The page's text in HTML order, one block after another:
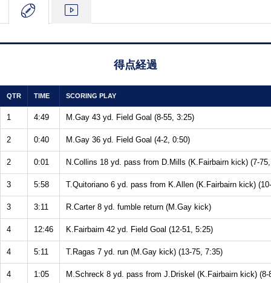
得点経過
QTR TIME SCORING PLAY
1 4:49 M.Gay 43 yd. Field Goal (8-55, 3:25)
2 0:40 M.Gay 36 yd. Field Goal (4-2, 0:50)
2 0:01 N.Collins 18 yd. pass from D.Mills (K.Fairbairn kick) (7-
3 5:58 T.Quitoriano 6 yd. pass from K.Allen (K.Fairbairn kick)
3 3:11 R.Carter 8 yd. fumble return (M.Gay kick)
4 12:46 K.Fairbairn 42 yd. Field Goal (12-51, 5:25)
4 5:11 T.Ragas 7 yd. run (M.Gay kick) (13-75, 7:35)
4 1:05 M.Schreck 8 yd. pass from J.Driskel (K.Fairbairn kick) (8-